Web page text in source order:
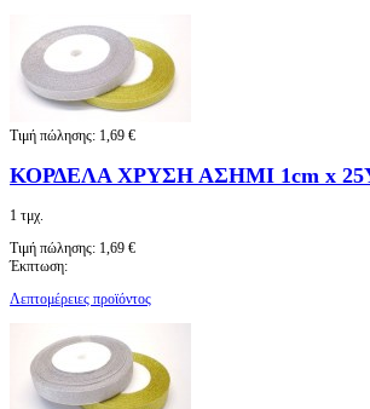
Τιμή πώλησης: 1,69 €
ΚΟΡΔΕΛΑ ΧΡΥΣΗ ΑΣΗΜΙ 1cm x
1 τμχ.
Τιμή πώλησης: 1,69 €
Έκπτωση:
Λεπτομέρειες προϊόντος